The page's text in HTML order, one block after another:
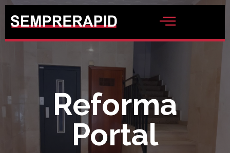
Saltar
al
Reforma
Portal